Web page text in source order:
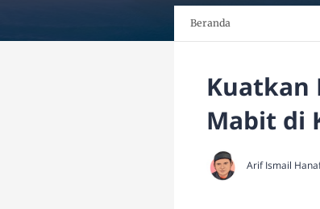
Beranda
Kuatkan
Mabit di
Arif Ismail